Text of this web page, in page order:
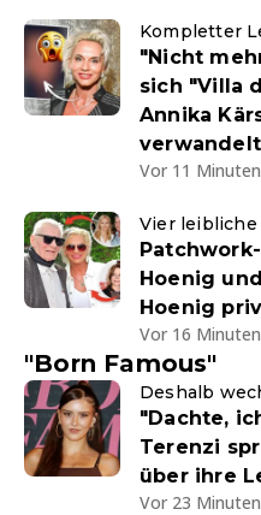
Kompletter
"Nicht
sich "Villa
Annika
Vor 11 Minuten
Vier
Hoenig
Hoenig
Vor 16 Minuten
"Born Famous"
Deshalb
"Dachte,
Terenzi
über ihre
Vor 23 Minuten